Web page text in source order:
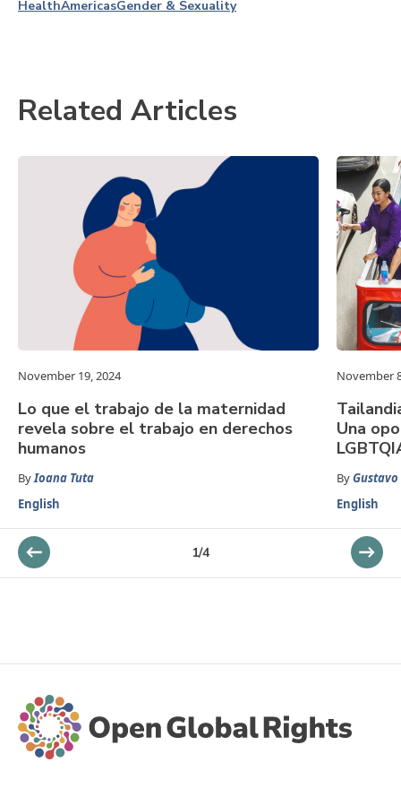
HealthAmericasGender & Sexuality
Related Articles
November 19, 2024
Lo que el trabajo de la maternidad
revela sobre el trabajo en derechos
humanos
ByIoana Tuta
English
November
Una
By
English
1/4